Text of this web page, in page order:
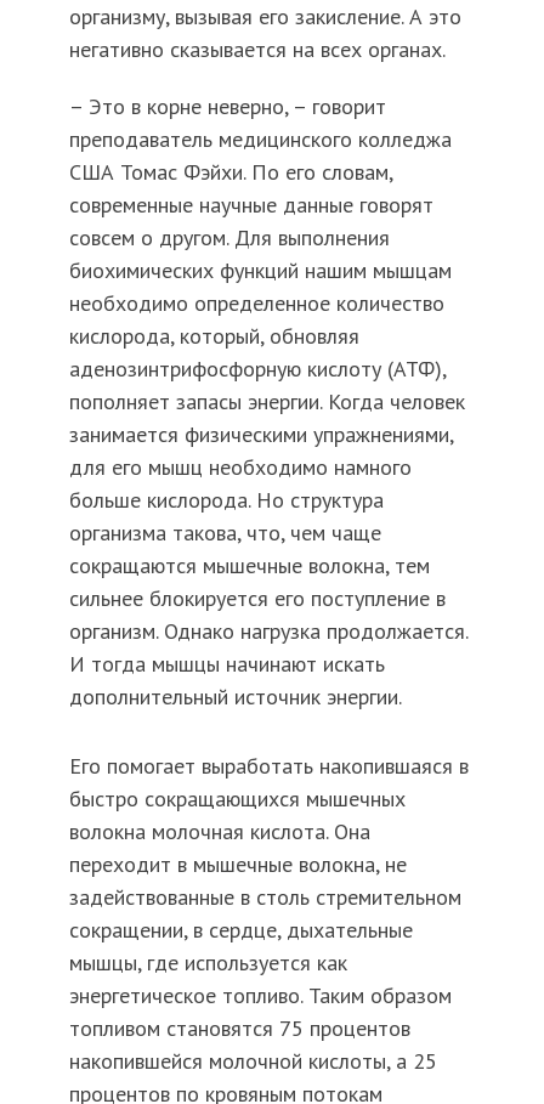
организму, вызывая его закисление. А это
негативно сказывается на всех органах.
– Это в корне неверно, – говорит
преподаватель медицинского колледжа
США Томас Фэйхи. По его словам,
современные научные данные говорят
совсем о другом. Для выполнения
биохимических функций нашим мышцам
необходимо определенное количество
кислорода, который, обновляя
аденозинтрифосфорную кислоту (АТФ),
пополняет запасы энергии. Когда человек
занимается физическими упражнениями,
для его мышц необходимо намного
больше кислорода. Но структура
организма такова, что, чем чаще
сокращаются мышечные волокна, тем
сильнее блокируется его поступление в
организм. Однако нагрузка продолжается.
И тогда мышцы начинают искать
дополнительный источник энергии.
Его помогает выработать накопившаяся в
быстро сокращающихся мышечных
волокна молочная кислота. Она
переходит в мышечные волокна, не
задействованные в столь стремительном
сокращении, в сердце, дыхательные
мышцы, где используется как
энергетическое топливо. Таким образом
топливом становятся 75 процентов
накопившейся молочной кислоты, а 25
процентов по кровяным потокам